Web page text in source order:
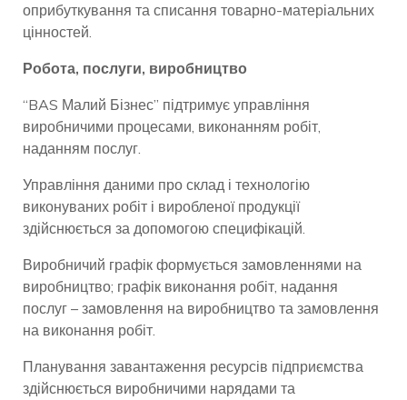
оприбуткування та списання товарно-матеріальних
цінностей.
Робота, послуги, виробництво
“BAS Малий Бізнес” підтримує управління
виробничими процесами, виконанням робіт,
наданням послуг.
Управління даними про склад і технологію
виконуваних робіт і виробленої продукції
здійснюється за допомогою специфікацій.
Виробничий графік формується замовленнями на
виробництво; графік виконання робіт, надання
послуг – замовлення на виробництво та замовлення
на виконання робіт.
Планування завантаження ресурсів підприємства
здійснюється виробничими нарядами та